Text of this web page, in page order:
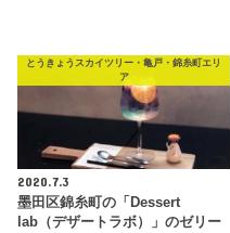
とうきょうスカイツリー・亀戸・錦糸町エリ
ア
2020.7.3
墨田区錦糸町の「Dessert
lab（デザートラボ）」のゼリー